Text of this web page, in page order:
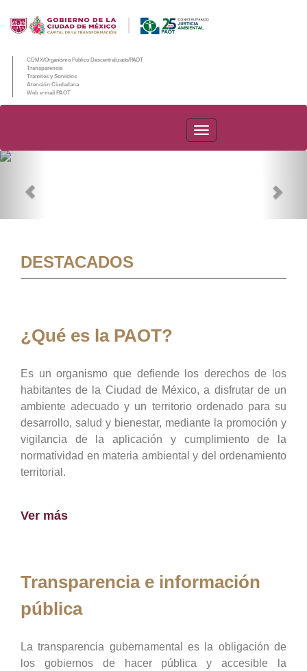
CDMX/Organismo Público Descentralizado/PAOT
Transparencia
Trámites y Servicios
Atención Ciudadana
Web e-mail PAOT
PAOT
DESTACADOS
¿Qué es la PAOT?
Es un organismo que defiende los derechos de los
habitantes de la Ciudad de México, a disfrutar de un
ambiente adecuado y un territorio ordenado para su
desarrollo, salud y bienestar, mediante la promoción y
vigilancia de la aplicación y cumplimiento de la
normatividad en materia ambiental y del ordenamiento
territorial.
Ver más
Transparencia e información
pública
La transparencia gubernamental es la obligación de
los gobiernos de hacer pública y accesible la